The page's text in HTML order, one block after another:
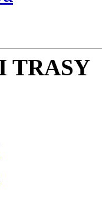
TRASY